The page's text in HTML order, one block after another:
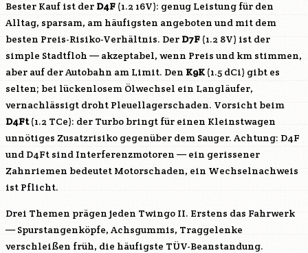
Bester Kauf ist der D4F (1.2 16V): genug Leistung für den
Alltag, sparsam, am häufigsten angeboten und mit dem
besten Preis-Risiko-Verhältnis. Der D7F (1.2 8V) ist der
simple Stadtfloh — akzeptabel, wenn Preis und km stimmen,
aber auf der Autobahn am Limit. Den K9K (1.5 dCi) gibt es
selten; bei lückenlosem Ölwechsel ein Langläufer,
vernachlässigt droht Pleuellagerschaden. Vorsicht beim
D4Ft(1.2 TCe): der Turbo bringt für einen Kleinstwagen
unnötiges Zusatzrisiko gegenüber dem Sauger. Achtung: D4F
und D4Ft sind Interferenzmotoren — ein gerissener
Zahnriemen bedeutet Motorschaden, ein Wechselnachweis
ist Pflicht.
Drei Themen prägen jeden Twingo II. Erstens das Fahrwerk
— Spurstangenköpfe, Achsgummis, Traggelenke
verschleißen früh, die häufigste TÜV-Beanstandung.